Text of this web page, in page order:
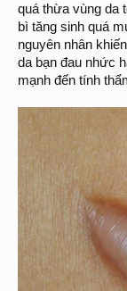
quá thừa vùng da
bì tăng sinh quá
nguyên nhân
da bạn đau nhức
mạnh đến tính